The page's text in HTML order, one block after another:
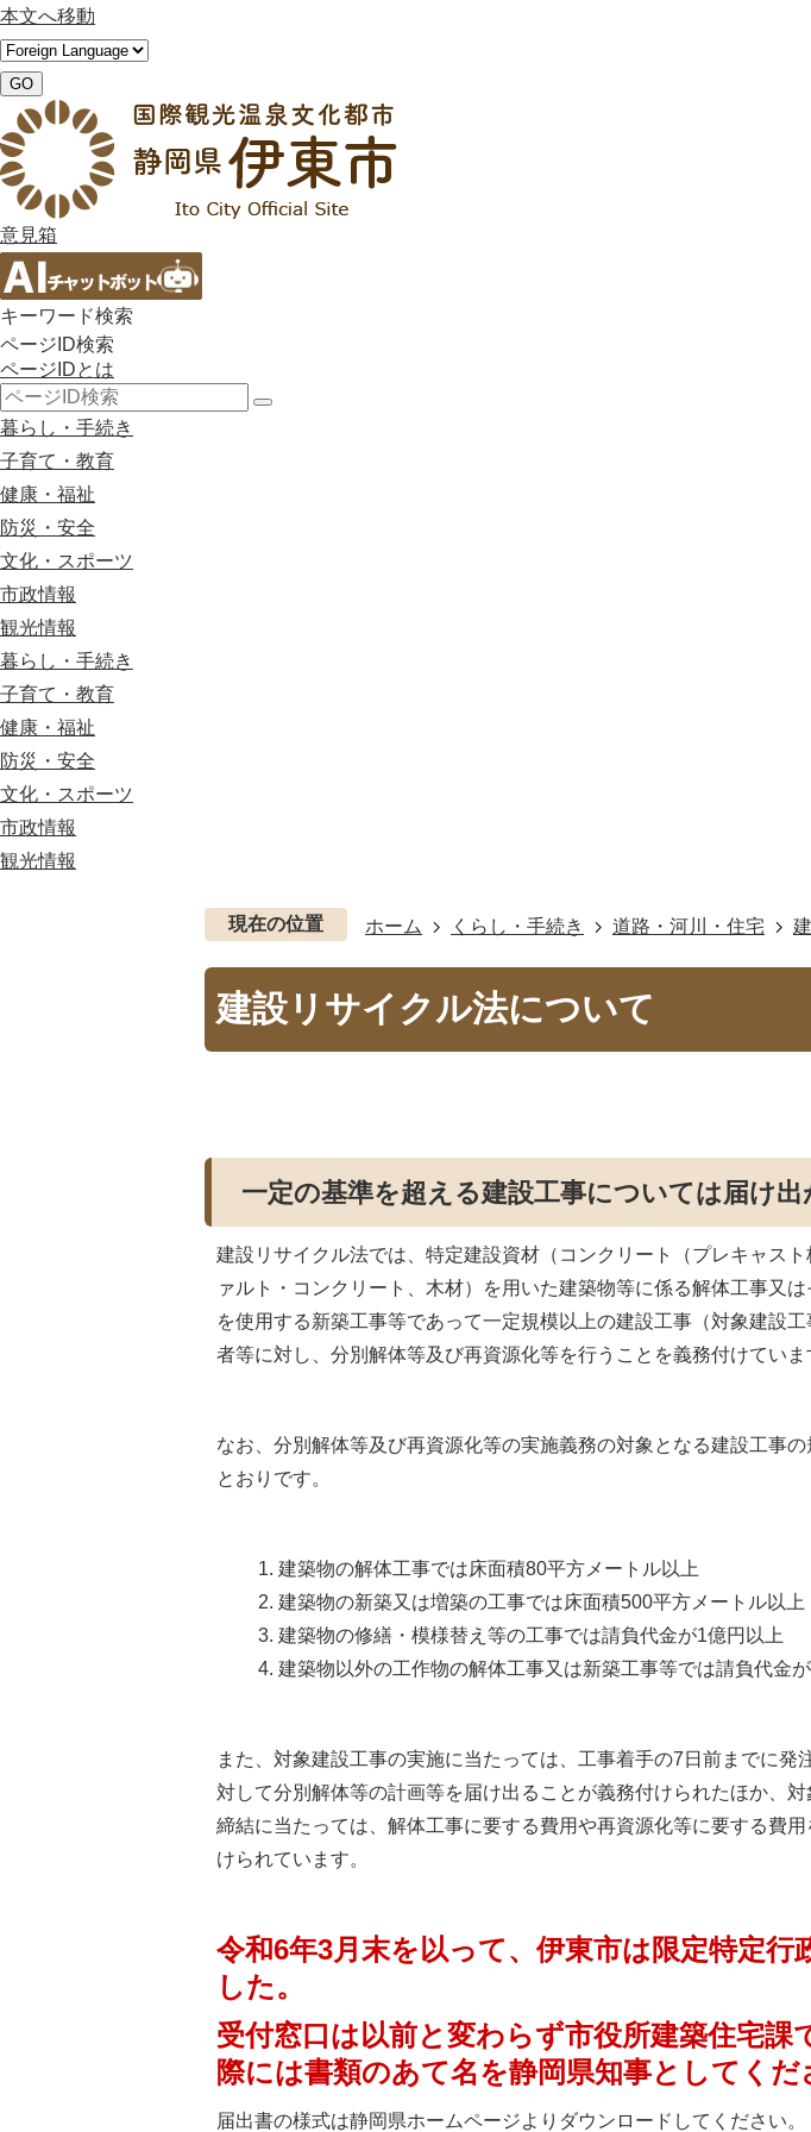
本文へ移動
GO
意見箱
キーワード検索
ページID検索
ページIDとは
暮らし・手続き
子育て・教育
健康・福祉
防災・安全
文化・スポーツ
市政情報
観光情報
暮らし・手続き
子育て・教育
健康・福祉
防災・安全
文化・スポーツ
市政情報
観光情報
現在の位置 ホーム くらし・手続き 道路・河川・住宅
建設リサイクル法について
一定の基準を超える建設工事については届け出
建設リサイクル法では、特定建設資材（コンクリート（プレキャス
ァルト・コンクリート、木材）を用いた建築物等に係る解体工事又
を使用する新築工事等であって一定規模以上の建設工事（対象建設
者等に対し、分別解体等及び再資源化等を行うことを義務付けていま
なお、分別解体等及び再資源化等の実施義務の対象となる建設工事
とおりです。
建築物の解体工事では床面積80平方メートル以上
建築物の新築又は増築の工事では床面積500平方メートル以上
建築物の修繕・模様替え等の工事では請負代金が1億円以上
建築物以外の工作物の解体工事又は新築工事等では請負代金
また、対象建設工事の実施に当たっては、工事着手の7日前までに発
対して分別解体等の計画等を届け出ることが義務付けられたほか、
締結に当たっては、解体工事に要する費用や再資源化等に要する費
けられています。
令和6年3月末を以って、伊東市は限定特定行
した。
受付窓口は以前と変わらず市役所建築住宅課
際には書類のあて名を静岡県知事としてくだ
届出書の様式は静岡県ホームページよりダウンロードしてください。